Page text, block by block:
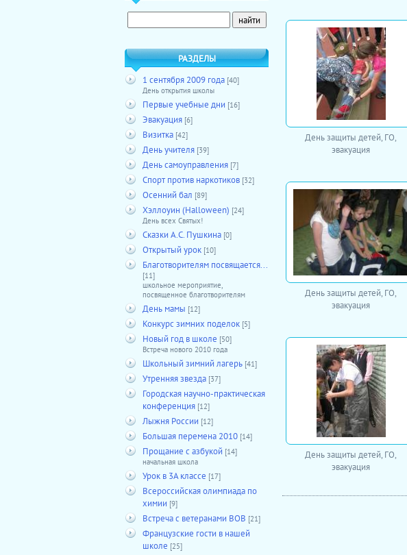
РАЗДЕЛЫ
1 сентября 2009 года [40]
День открытия школы
Первые учебные дни [16]
Эвакуация [6]
Визитка [42]
День учителя [39]
День самоуправления [7]
Спорт против наркотиков [32]
Осенний бал [89]
Хэллоуин (Halloween) [24]
День всех Святых!
Сказки А.С. Пушкина [0]
Открытый урок [10]
Благотворителям посвящается...
[11]
школьное мероприятие,
посвященное благотворителям
День мамы [12]
Конкурс зимних поделок [5]
Новый год в школе [50]
Встреча нового 2010 года
Школьный зимний лагерь [41]
Утренняя звезда [37]
Городская научно-практическая
конференция [12]
Лыжня России [12]
Большая перемена 2010 [14]
Прощание с азбукой [14]
начальная школа
Урок в 3А классе [17]
Всероссийская олимпиада по
химии [9]
Встреча с ветеранами ВОВ [21]
Французские гости в нашей
школе [25]
День защиты детей, ГО,
эвакуация
День защиты детей, ГО,
эвакуация
День защиты детей, ГО,
эвакуация